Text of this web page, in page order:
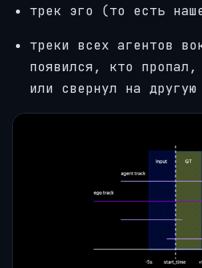
трек эго (то есть
треки всех агентов
появился, кто пропал,
или свернул на